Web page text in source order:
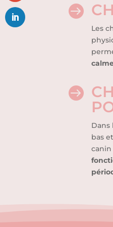

Les

Dans
bas